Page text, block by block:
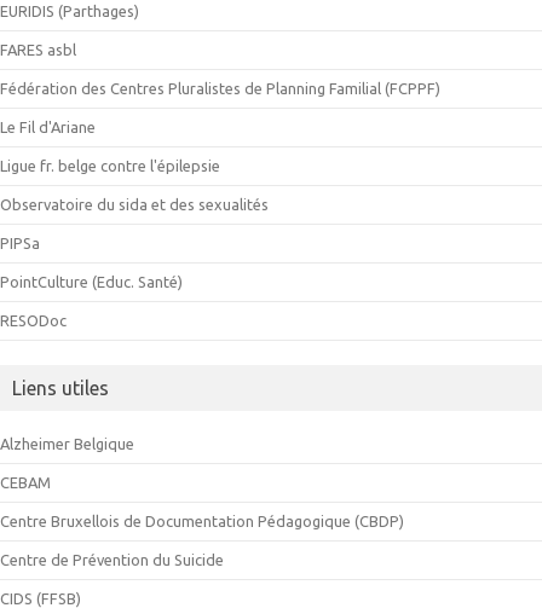
EURIDIS (Parthages)
FARES asbl
Fédération des Centres Pluralistes de Planning Familial (FCPPF)
Le Fil d'Ariane
Ligue fr. belge contre l'épilepsie
Observatoire du sida et des sexualités
PIPSa
PointCulture (Educ. Santé)
RESODoc
Liens utiles
Alzheimer Belgique
CEBAM
Centre Bruxellois de Documentation Pédagogique (CBDP)
Centre de Prévention du Suicide
CIDS (FFSB)